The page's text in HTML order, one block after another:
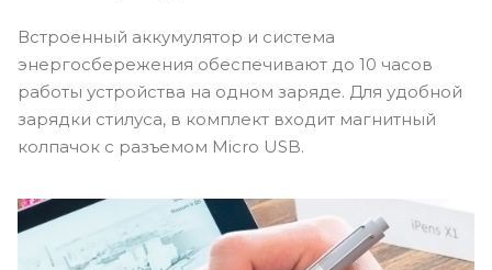
Встроенный аккумулятор и система
энергосбережения обеспечивают до 10 часов
работы устройства на одном заряде. Для удобной
зарядки стилуса, в комплект входит магнитный
колпачок с разъемом Micro USB.